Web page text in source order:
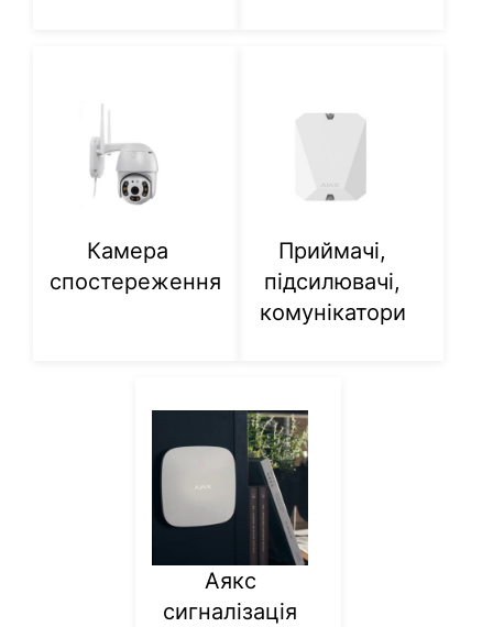
Камера
спостереження
Приймачі,
підсилювачі,
комунікатори
Аякс
сигналізація